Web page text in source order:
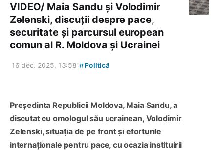
VIDEO/ Maia Sandu și Volodimir
Zelenski, discuții despre pace,
securitate și parcursul european
comun al R. Moldova și Ucrainei
16 dec. 2025, 13:58 #Politică
Președinta Republicii Moldova, Maia Sandu, a
discutat cu omologul său ucrainean, Volodimir
Zelenski, situația de pe front și eforturile
internaționale pentru pace, cu ocazia instituirii